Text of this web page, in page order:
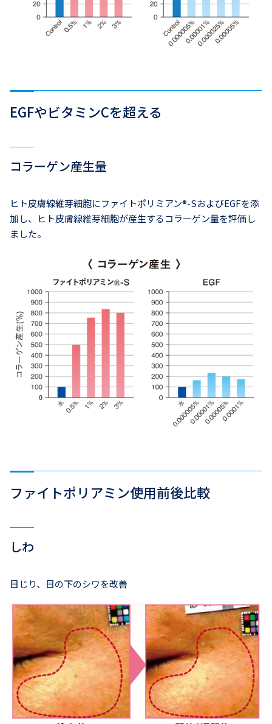
EGFやビタミンCを超える
コラーゲン産生量
ヒト皮膚線維芽細胞にファイトポリミアン®-SおよびEGFを添
加し、ヒト皮膚線維芽細胞が産生するコラーゲン量を評価し
ました。
ファイトポリアミン使用前後比較
しわ
目じり、目の下のシワを改善